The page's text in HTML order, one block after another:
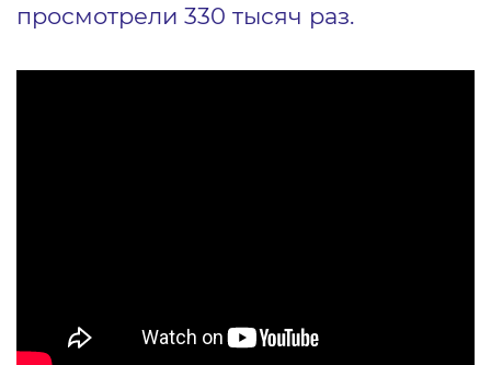
просмотрели 330 тысяч раз.